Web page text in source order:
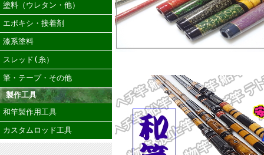
塗料（ウレタン・他）
エポキシ・接着剤
漆系塗料
スレッド(糸）
筆・テープ・その他
製作工具
和竿製作用工具
カスタムロッド工具